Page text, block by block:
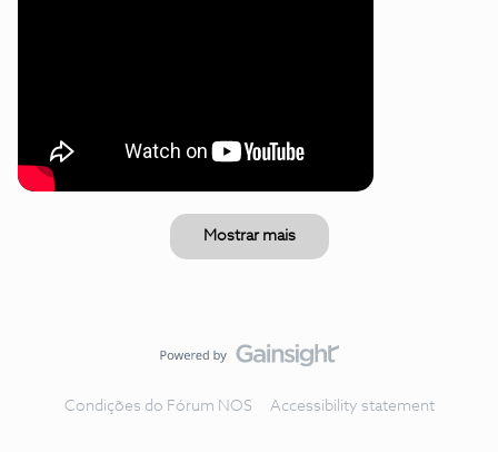
Mostrar mais
Condições do Fórum NOS Accessibility statement